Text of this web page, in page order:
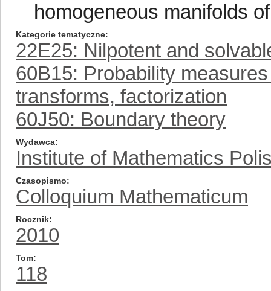
homogeneous manifolds
Kategorie tematyczne
22E25: Nilpotent and
60B15: Probability
transforms, factorization
60J50: Boundary theory
Wydawca
Institute of Mathematics
Czasopismo
Colloquium Mathematicum
Rocznik
2010
Tom
118